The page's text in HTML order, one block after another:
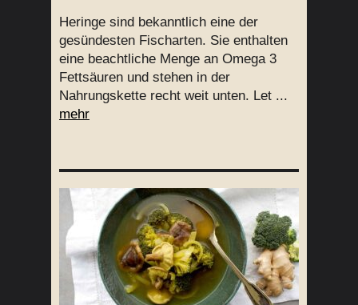
Heringe sind bekanntlich eine der
gesündesten Fischarten. Sie enthalten
eine beachtliche Menge an Omega 3
Fettsäuren und stehen in der
Nahrungskette recht weit unten. Let ...
mehr